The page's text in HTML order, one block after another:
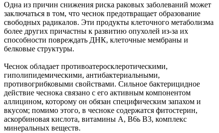
Одна из причин снижения риска раковых заболеваний может
заключаться в том, что чеснок предотвращает образование
свободных радикалов. Эти продукты клеточного метаболизма
более других причастны к развитию опухолей из-за их
способности повреждать ДНК, клеточные мембраны и
белковые структуры.
Чеснок обладает противоатеросклеротическими,
гиполипидемическими, антибактериальными,
противогрибковыми свойствами. Сильное бактерицидное
действие чеснока связано с его активным компонентом
аллицином, которому он обязан специфическим запахом и
вкусом; помимо этого, в чесноке содержатся фитостерин,
аскорбиновая кислота, витамины А, В6ь В3, комплекс
минеральных веществ.